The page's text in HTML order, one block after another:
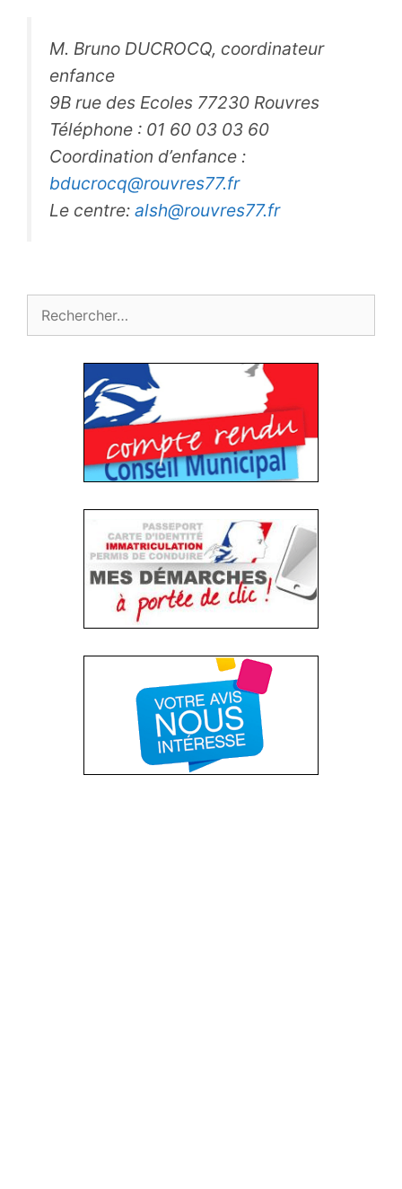
M. Bruno DUCROCQ, coordinateur
enfance
9B rue des Ecoles 77230 Rouvres
Téléphone : 01 60 03 03 60
Coordination d’enfance :
bducrocq@rouvres77.fr
Le centre: alsh@rouvres77.fr